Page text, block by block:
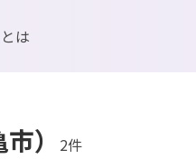
は
） 2件